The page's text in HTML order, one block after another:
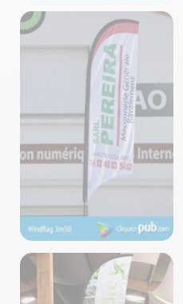
Voiles – Fabrication
Cliquez-Pub ©2024